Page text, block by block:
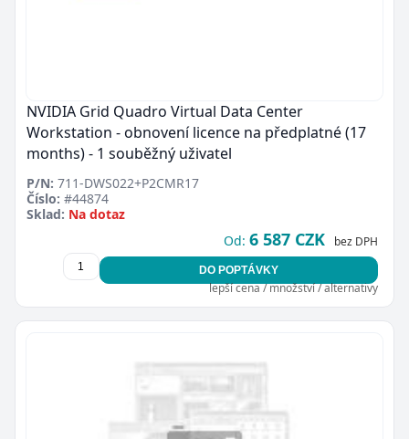
NVIDIA Grid Quadro Virtual Data Center
Workstation - obnovení licence na předplatné (17
months) - 1 souběžný uživatel
P/N: 711-DWS022+P2CMR17
Číslo: #44874
Sklad: Na dotaz
Od: 6 587 CZK bez DPH
DO POPTÁVKY
lepší cena / množství / alternativy